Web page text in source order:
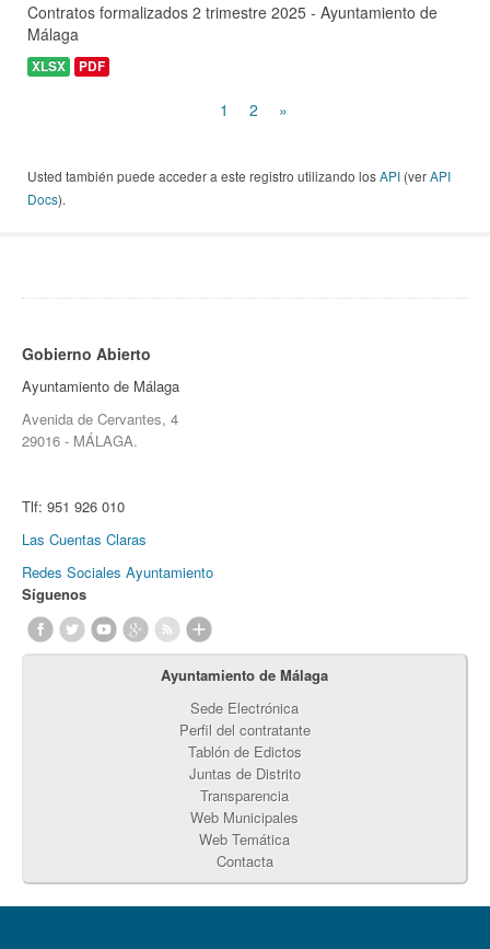
Contratos formalizados 2 trimestre 2025 - Ayuntamiento de
Málaga
XLSX PDF
1 2 »
Usted también puede acceder a este registro utilizando losAPI (verAPI
Docs).
Gobierno Abierto
Ayuntamiento de Málaga
Avenida de Cervantes, 4
29016 - MÁLAGA.
Tlf: 951 926 010
Las Cuentas Claras
Redes Sociales Ayuntamiento
Síguenos
Ayuntamiento de Málaga
Sede Electrónica
Perfil del contratante
Tablón de Edictos
Juntas de Distrito
Transparencia
Web Municipales
Web Temática
Contacta